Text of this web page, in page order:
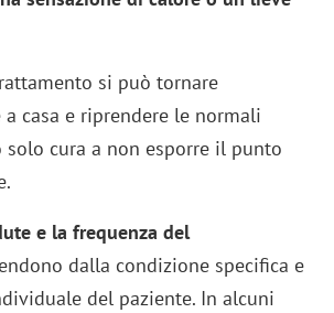
si può tornare
casa e riprendere le normali
cura a non esporre il punto
e la frequenza del
dalla condizione specifica e
del paziente. In alcuni